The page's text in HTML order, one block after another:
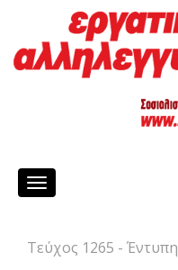
Toggle
Τεύχος 1265 - Έντυπη